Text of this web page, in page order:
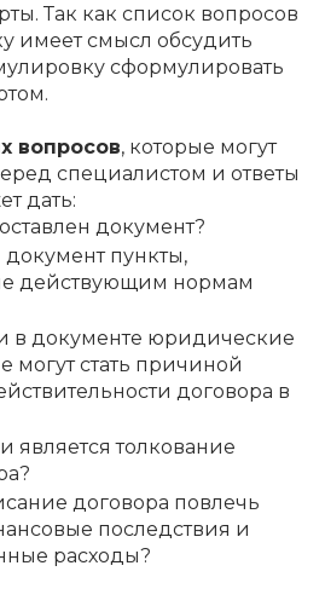
Так как список вопросов
имеет смысл обсудить
сформулировать
вопросов, которые могут
специалистом и ответы
дать:
документ?
пункты,
действующим нормам
в документе юридические
могут стать причиной
договора в
толкование
договора повлечь
последствия и
расходы?